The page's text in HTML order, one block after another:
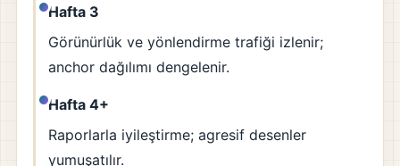
Hafta 3
Görünürlük ve yönlendirme trafiği izlenir;
anchor dağılımı dengelenir.
Hafta 4+
Raporlarla iyileştirme; agresif desenler
yumuşatılır.